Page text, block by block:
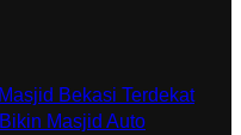
Bekasi Terdekat
Masjid Auto